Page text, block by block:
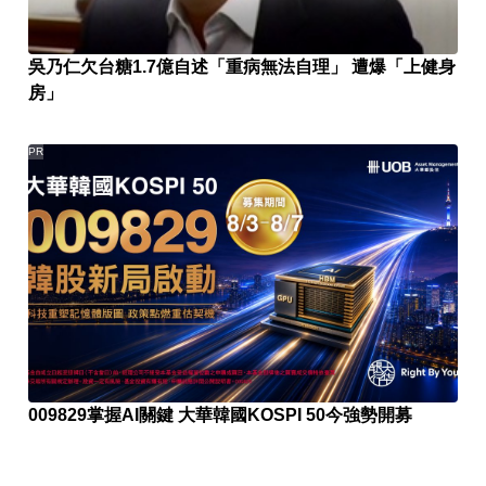
吳乃仁欠台糖1.7億自述「重病無法自理」 遭爆「上健身
房」
009829掌握AI關鍵 大華韓國KOSPI 50今強勢開募
PR